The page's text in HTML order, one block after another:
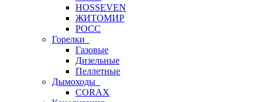
HOSSEVEN
ЖИТОМИР
РОСС
Горелки
Газовые
Дизельные
Пеллетные
Дымоходы
CORAX